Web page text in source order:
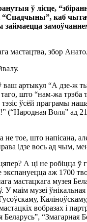
ў лісце,
каб
мастацтва, збор
артыкул “А дзе-ж
што “нам-жа трэба
тэзіс ўсёй праграмы
(“Народная Воля” ад
тое, што напісана,
ідзе вось ад
А ці не робіцца
аж 1700
мастацкага музея
У маім музеі
вобразах і
“Змагарная